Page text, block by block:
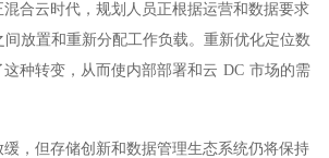
合云时代，规划人员正根据运营和数据要求
放置和重新分配工作负载。重新优化定位数
种转变，从而使内部部署和云 DC 市场的需
，但存储创新和数据管理生态系统仍将保持